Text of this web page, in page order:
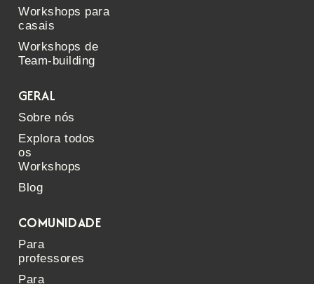
Workshops para
casais
Workshops de
Team-building
GERAL
Sobre nós
Explora todos
os
Workshops
Blog
COMUNIDADE
Para
professores
Para